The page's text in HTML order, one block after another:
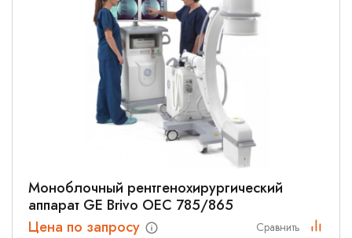
Моноблочный рентгенохирургический
аппарат GE Brivo OEC 785/865
Цена по запросу
Сравнить